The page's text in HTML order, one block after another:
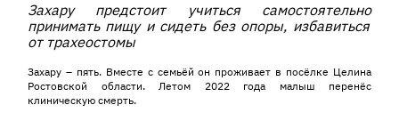
Захару предстоит учиться самостоятельно
принимать пищуи сидеть без опоры, избавиться
от трахеостомы
Захару – пять. Вместе с семьёй он проживает в посёлке Целина
Ростовской области. Летом 2022 года малыш перенёс
клиническую смерть.